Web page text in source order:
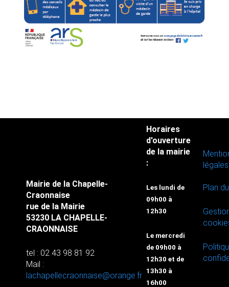
Mairie de la Chapelle-
Craonnaise
rue de la Mairie
53230 LA CHAPELLE-
CRAONNAISE
tel : 02 43 98 81 92
Mail :
lachapellecraonnaise@orange.fr
Horaires
d'ouverture
de la mairie
:
Les lundi de
09h00 à
12h30
Le mercredi
de 09h00 à
12h30 et de
13h30 à
16h00
légales
Plan